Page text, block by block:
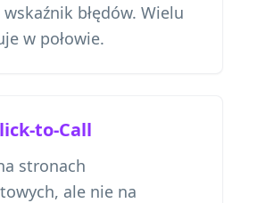
błędów. Wielu
w połowie.
to-Call
stronach
ale nie na